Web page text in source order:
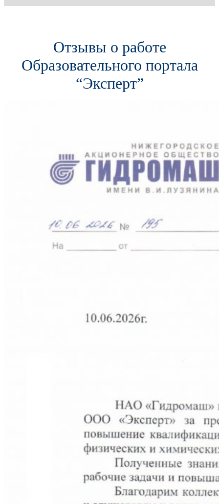
Отзывы о работе
Образовательного портала
“Эксперт”